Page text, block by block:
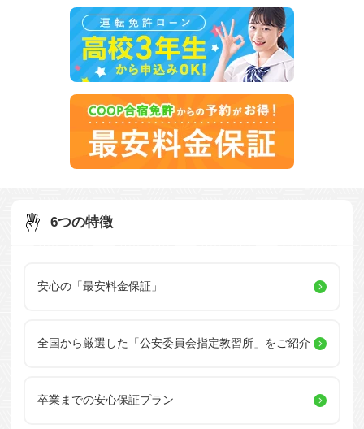
6つの特徴
安心の「最安料金保証」
全国から厳選した 「公安委員会指定教習所」をご紹介
卒業までの安心保証プラン